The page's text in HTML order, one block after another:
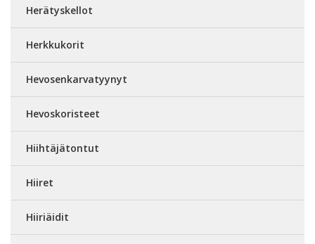
Herätyskellot
Herkkukorit
Hevosenkarvatyynyt
Hevoskoristeet
Hiihtäjätontut
Hiiret
Hiiriäidit